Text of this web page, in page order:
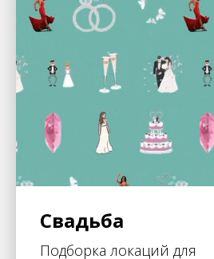
Свадьба
Подборка локаций для